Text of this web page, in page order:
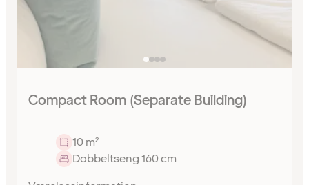
Compact Room (Separate Building)
10 m²
Dobbeltseng 160 cm